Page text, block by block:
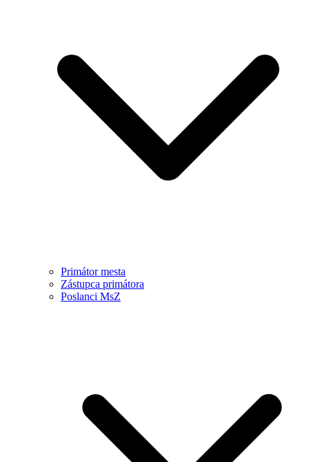
Primátor mesta
Zástupca primátora
Poslanci MsZ